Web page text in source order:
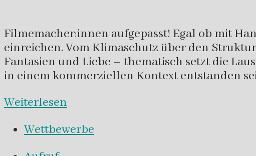
Filmemacher:innen aufgepasst! Egal ob mit
einreichen. Vom Klimaschutz über den
Fantasien und Liebe – thematisch setzt die
in einem kommerziellen Kontext entstanden
Weiterlesen
Wettbewerbe